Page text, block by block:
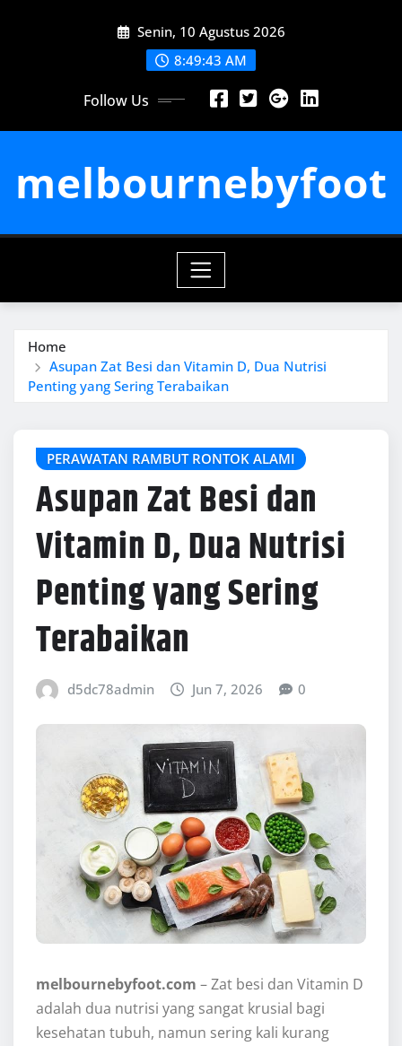
Senin, 10 Agustus 2026
8:49:45 AM
Follow Us
melbournebyfoot
Home
Asupan Zat Besi dan Vitamin D, Dua Nutrisi
Penting yang Sering Terabaikan
PERAWATAN RAMBUT RONTOK ALAMI
Asupan Zat Besi dan
Vitamin D, Dua Nutrisi
Penting yang Sering
Terabaikan
d5dc78admin Jun 7, 2026 0
melbournebyfoot.com – Zat besi dan Vitamin D
adalah dua nutrisi yang sangat krusial bagi
kesehatan tubuh, namun sering kali kurang